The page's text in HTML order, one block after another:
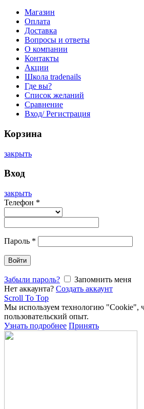
Магазин
Оплата
Доставка
Вопросы и ответы
О компании
Контакты
Акции
Школа tradenails
Где вы?
Список желаний
Сравнение
Вход/ Регистрация
Корзина
закрыть
Вход
закрыть
Телефон *
Пароль *
Войти
Забыли пароль?
Запомнить меня
Нет аккаунта? Создать аккаунт
Scroll To Top
Мы используем технологию "Cookie",
пользовательский опыт.
Узнать подробнее Принять